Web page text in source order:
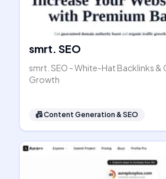
smrt. SEO
smrt. SEO - White-Hat Backlinks &
Growth
📠Content Generation & SEO